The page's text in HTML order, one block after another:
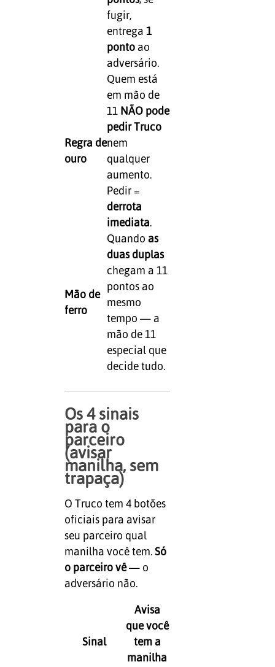
fugir,
entrega 1
pontoao
adversário.
Regra de
ouro
Quem está
em mão de
11 NÃO pode
pedir Truco
nem
qualquer
aumento.
Pedir =
derrota
imediata.
Mão de
ferro
Quando as
duas duplas
chegam a 11
pontos ao
mesmo
tempo — a
mão de 11
especial que
decide tudo.
Os 4 sinais
para o
parceiro
(avisar
manilha, sem
trapaça)
O Truco tem 4 botões
oficiais para avisar
seu parceiro qual
manilha você tem. Só
o parceiro vê— o
adversário não.
Sinal
Avisa
que você
tem a
manilha